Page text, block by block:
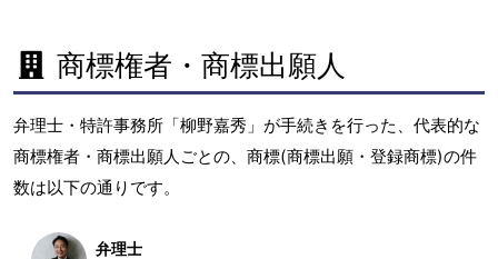
商標権者・商標出願人
弁理士・特許事務所「柳野嘉秀」が手続きを行った、代表的な
商標権者・商標出願人ごとの、商標(商標出願・登録商標)の件
数は以下の通りです。
弁理士